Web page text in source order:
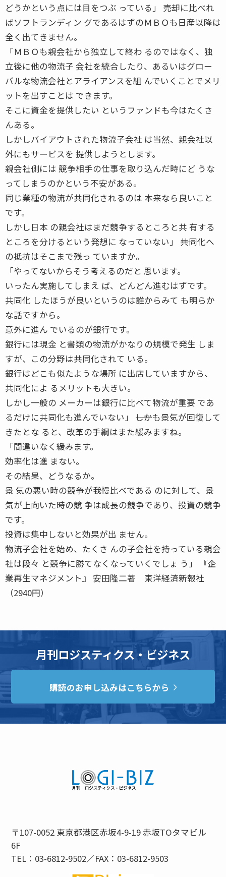
どうかという点には目をつぶ っている」 ――売却に比べれ
ばソフトランディン グであるはずのＭＢＯも日産以降は
全く出てきません。
「ＭＢＯも親会社から独立して終わ るのではなく、独
立後に他の物流子 会社を統合したり、あるいはグロー
バルな物流会社とアライアンスを組 んでいくことでメリ
ットを出すことは できます。
そこに資金を提供したい というファンドも今はたくさ
んある。
しかしバイアウトされた物流子会社 は当然、親会社以
外にもサービスを 提供しようとします。
親会社側には 競争相手の仕事を取り込んだ時にど うな
ってしまうのかという不安がある。
同じ業種の物流が共同化されるのは 本来なら良いこと
です。
しかし日本 の親会社はまだ競争するところと共 有する
ところを分けるという発想に なっていない」 ――共同化へ
の抵抗はそこまで残っ ていますか。
「やってないからそう考えるのだと 思います。
いったん実施してしまえ ば、どんどん進むはずです。
共同化 したほうが良いというのは誰からみて も明らか
な話ですから。
意外に進ん でいるのが銀行です。
銀行には現金 と書類の物流がかなりの規模で発生 しま
すが、この分野は共同化されて いる。
銀行はどこも似たような場所 に出店していますから、
共同化によ るメリットも大きい。
しかし一般の メーカーは銀行に比べて物流が重要 であ
るだけに共同化も進んでいない」 ――しかも景気が回復して
きたとな ると、改革の手綱はまた緩みますね。
「間違いなく緩みます。
効率化は進 まない。
その結果、どうなるか。
景 気の悪い時の競争が我慢比べである のに対して、景
気が上向いた時の競 争は成長の競争であり、投資の競争
です。
投資は集中しないと効果が出 ません。
物流子会社を始め、たくさ んの子会社を持っている親会
社は段々 と競争に勝てなくなっていくでしょ う」 『企
業再生マネジメント』 安田隆二著 東洋経済新報社
（2940円）
月刊ロジスティクス・ビジネス
購読のお申し込みはこちらから
〒107-0052 東京都港区赤坂4-9-19 赤坂TOタマビル
6F
TEL：03-6812-9502／FAX：03-6812-9503